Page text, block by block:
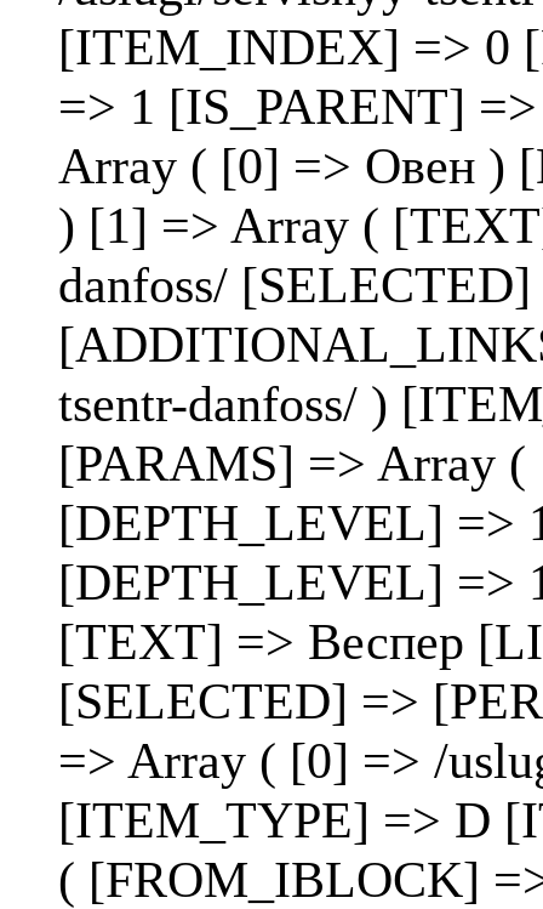
[ITEM_INDEX] => 0
=> 1 [IS_PARENT]
Array ( [0] => Овен )
) [1] => Array (
danfoss/
tsentr-danfoss/ )
[PARAMS] => Array
[DEPTH_LEVEL] =>
[DEPTH_LEVEL] =>
[TEXT] => Веспер
[SELECTED] =>
=> Array ( [0] => /
[ITEM_TYPE] => D
( [FROM_IBLOCK]